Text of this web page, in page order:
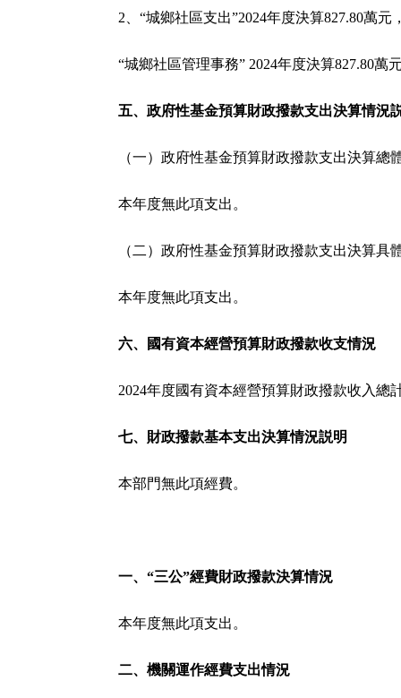
2、“城鄉社區支出”2024年度決算827.80萬
“城鄉社區管理事務” 2024年度決算827.80
五、政府性基金預算財政撥款支出決算情況
（一）政府性基金預算財政撥款支出決算總
本年度無此項支出。
（二）政府性基金預算財政撥款支出決算具
本年度無此項支出。
六、國有資本經營預算財政撥款收支情況
2024年度國有資本經營預算財政撥款收入總
七、財政撥款基本支出決算情況説明
本部門無此項經費。
一、“三公”經費財政撥款決算情況
本年度無此項支出。
二、機關運作經費支出情況